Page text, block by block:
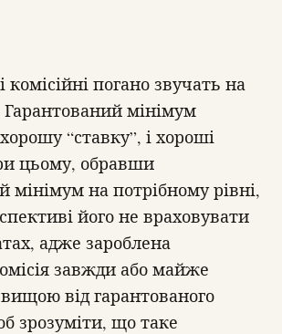
погано звучать на
мінімум
“ставку”, і хороші
цьому, обравши
мінімум на потрібному рівні,
його не враховувати
адже зароблена
завжди або майже
від гарантованого
зрозуміти, що таке